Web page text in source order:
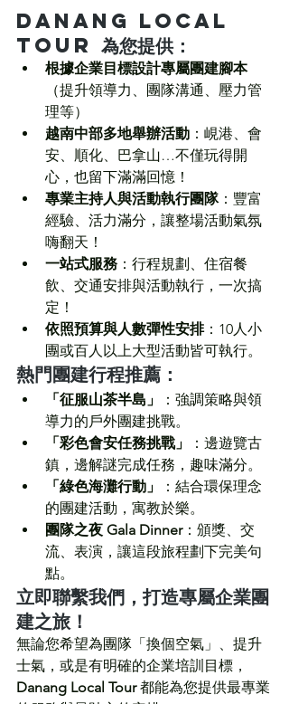
Danang Local
Tour 為您提供：
根據企業目標設計專屬團建腳本
（提升領導力、團隊溝通、壓力管
理等）
越南中部多地舉辦活動 ：峴港、會
安、順化、巴拿山…不僅玩得開
心，也留下滿滿回憶！
專業主持人與活動執行團隊：豐富
經驗、活力滿分，讓整場活動氣氛
嗨翻天！
一站式服務 ：行程規劃、住宿餐
飲、交通安排與活動執行，一次搞
定！
依照預算與人數彈性安排：10人小
團或百人以上大型活動皆可執行。
熱門團建行程推薦：
「征服山茶半島」
：強調策略與領
導力的戶外團建挑戰。
「彩色會安任務挑戰」
：邊遊覽古
鎮，邊解謎完成任務，趣味滿分。
「綠色海灘行動」
：結合環保理念
的團建活動，寓教於樂。
團隊之夜 Gala Dinner：頒獎、交
流、表演，讓這段旅程劃下完美句
點。
立即聯繫我們，打造專屬企業團
建之旅！
無論您希望為團隊「換個空氣」、提升
士氣，或是有明確的企業培訓目標，
Danang Local Tour 都能為您提供最專業